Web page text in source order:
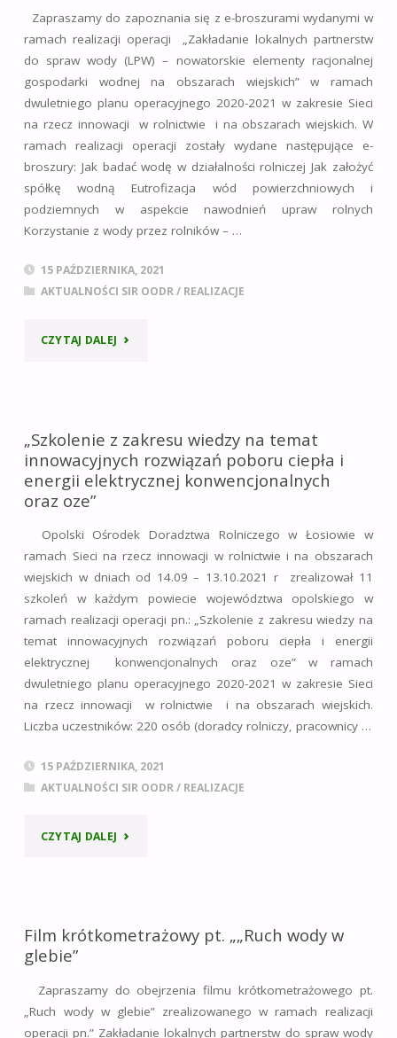
DS.
INNOWACJI
W
ROLNICTWIE
–
KRÓTKIE
ŁAŃCUCHY
–
Zapraszamy do zapoznania się z e-broszurami wydanymi w
ramach realizacji operacji „Zakładanie lokalnych partnerstw
do spraw wody (LPW) – nowatorskie elementy racjonalnej
gospodarki wodnej na obszarach wiejskich” w ramach
dwuletniego planu operacyjnego 2020-2021 w zakresie Sieci
na rzecz innowacji w rolnictwie i na obszarach wiejskich. W
ramach realizacji operacji zostały wydane następujące e-
broszury: Jak badać wodę w działalności rolniczej Jak założyć
spółkę wodną Eutrofizacja wód powierzchniowych i
podziemnych w aspekcie nawodnień upraw rolnych
Korzystanie z wody przez rolników – …
15 PAŹDZIERNIKA, 2021
AKTUALNOŚCI SIR OODR/ REALIZACJE
CZYTAJ DALEJ "E-
RAMACH
REALIZACJI
„ZAKŁADANIE
LOKALNYCH
PARTNERSTW
DO
SPRAW
WODY
(LPW)
NOWATORSKIE
GOSPODARKI
NA
„Szkolenie z zakresu wiedzy na temat
innowacyjnych rozwiązań poboru ciepła i
energii elektrycznej konwencjonalnych
oraz oze”
Opolski Ośrodek Doradztwa Rolniczego w Łosiowie w
ramach Sieci na rzecz innowacji w rolnictwie i na obszarach
wiejskich w dniach od 14.09 – 13.10.2021 r zrealizował 11
szkoleń w każdym powiecie województwa opolskiego w
ramach realizacji operacji pn.: „Szkolenie z zakresu wiedzy na
temat innowacyjnych rozwiązań poboru ciepła i energii
elektrycznej konwencjonalnych oraz oze” w ramach
dwuletniego planu operacyjnego 2020-2021 w zakresie Sieci
na rzecz innowacji w rolnictwie i na obszarach wiejskich.
Liczba uczestników: 220 osób (doradcy rolniczy, pracownicy …
15 PAŹDZIERNIKA, 2021
AKTUALNOŚCI SIR OODR/ REALIZACJE
CZYTAJ DALEJ "„SZKOLENIE
WIEDZY
TEMAT
Film krótkometrażowy pt. „„Ruch wody w
glebie”
Zapraszamy do obejrzenia filmu krótkometrażowego pt.
„Ruch wody w glebie” zrealizowanego w ramach realizacji
operacji pn.” Zakładanie lokalnych partnerstw do spraw wody